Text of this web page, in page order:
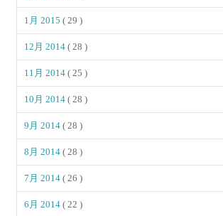
1月 2015( 29 )
12月 2014( 28 )
11月 2014( 25 )
10月 2014( 28 )
9月 2014( 28 )
8月 2014( 28 )
7月 2014( 26 )
6月 2014( 22 )